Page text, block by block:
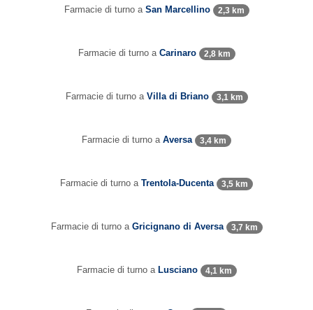
Farmacie di turno a San Marcellino 2,3 km
Farmacie di turno a Carinaro 2,8 km
Farmacie di turno a Villa di Briano 3,1 km
Farmacie di turno a Aversa 3,4 km
Farmacie di turno a Trentola-Ducenta 3,5 km
Farmacie di turno a Gricignano di Aversa 3,7 km
Farmacie di turno a Lusciano 4,1 km